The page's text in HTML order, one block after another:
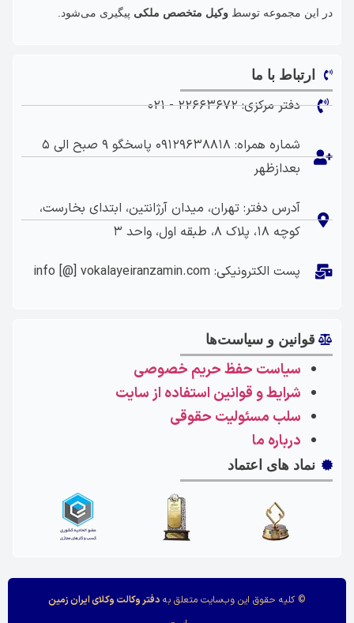
در این مجموعه توسط وکیل متخصص ملکی پیگیری می‌شود.
ارتباط با ما
دفتر مرکزی: ۲۲۶۶۳۶۷۲ - ۰۲۱
شماره همراه: ۰۹۱۲۹۶۳۸۸۱۸ پاسخگو ۹ صبح الی ۵
بعدازظهر
آدرس دفتر: تهران، ‎میدان آرژانتین، ابتدای بخارست،
کوچه ۱۸، پلاک ۸، طبقه اول، واحد ۳
پست الکترونیکی: info [@] vokalayeiranzamin.com
قوانین و سیاست‌ها
سیاست حفظ حریم خصوصی
شرایط و قوانین استفاده از سایت
سلب مسئولیت حقوقی
درباره ما
نماد های اعتماد
© کلیه حقوق این وب‌سایت متعلق به دفتر وکالت وکلای ایران زمین